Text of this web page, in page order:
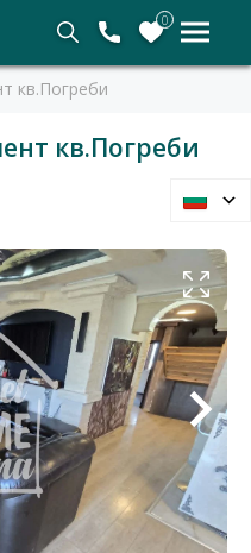
0
кв.Погреби
кв.Погреби